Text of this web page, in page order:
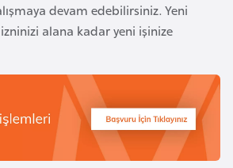
devam edebilirsiniz. Yeni
alana kadar yeni işinize